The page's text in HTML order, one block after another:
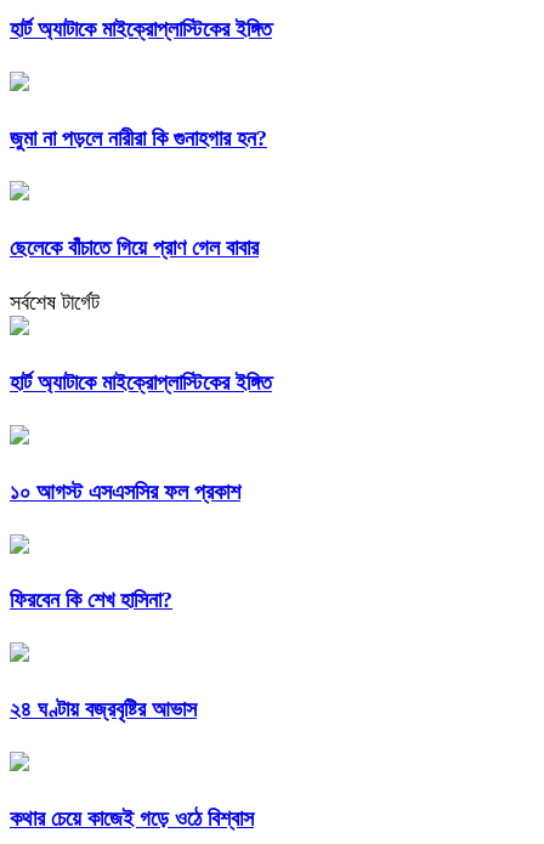
হার্ট অ্যাটাকে মাইক্রোপ্লাস্টিকের ইঙ্গিত
জুমা না পড়লে নারীরা কি গুনাহগার হন?
ছেলেকে বাঁচাতে গিয়ে প্রাণ গেল বাবার
সর্বশেষ টার্গেট
হার্ট অ্যাটাকে মাইক্রোপ্লাস্টিকের ইঙ্গিত
১০ আগস্ট এসএসসির ফল প্রকাশ
ফিরবেন কি শেখ হাসিনা?
২৪ ঘণ্টায় বজ্রবৃষ্টির আভাস
কথার চেয়ে কাজেই গড়ে ওঠে বিশ্বাস